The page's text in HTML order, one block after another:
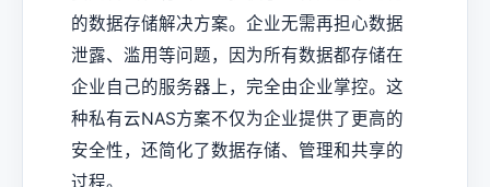
的数据存储解决方案。企业无需再担心数据
泄露、滥用等问题，因为所有数据都存储在
企业自己的服务器上，完全由企业掌控。这
种私有云NAS方案不仅为企业提供了更高的
安全性，还简化了数据存储、管理和共享的
过程。